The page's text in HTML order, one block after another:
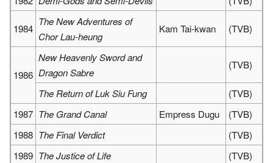
1984
The New Adventures of
Chor Lau-heung
Kam Tai-kwan (TVB)
1986
New Heavenly Sword and
Dragon Sabre
(TVB)
The Return of Luk Siu Fung
(TVB)
1987 The Grand Canal Empress Dugu
(TVB)
1988 The Final Verdict
(TVB)
1989 The Justice of Life (TVB)